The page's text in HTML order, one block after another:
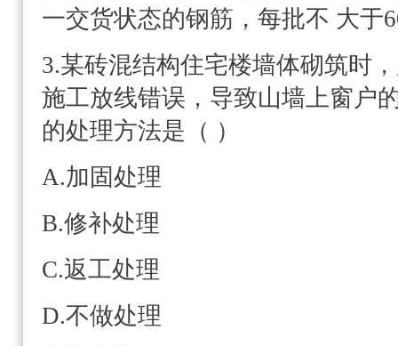
一交货状态的钢筋，每批不 大于
3.某砖混结构住宅楼墙体砌筑时
施工放线错误，导致山墙上窗户
的处理方法是（ ）
A.加固处理
B.修补处理
C.返工处理
D.不做处理